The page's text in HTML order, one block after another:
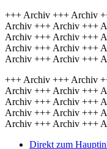
+++ Archiv +++ Archiv
Archiv +++ Archiv +++
Archiv +++ Archiv +++
Archiv +++ Archiv +++
Archiv +++ Archiv +++
+++ Archiv +++ Archiv
Archiv +++ Archiv +++
Archiv +++ Archiv +++
Archiv +++ Archiv +++
Archiv +++ Archiv +++
Direkt zum